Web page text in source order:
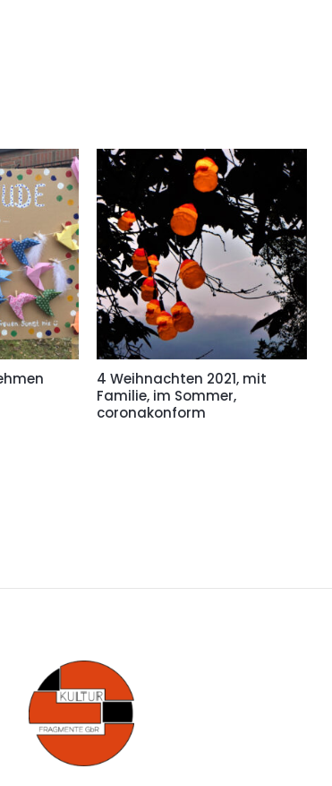
4 Weihnachten 2021, mit
Familie, im Sommer,
coronakonform